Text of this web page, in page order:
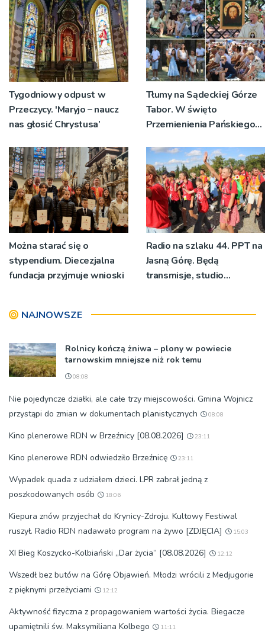
Tygodniowy odpust w
Przeczycy. 'Maryjo – naucz
nas głosić Chrystusa’
Tłumy na Sądeckiej Górze
Tabor. W święto
Przemienienia Pańskiego
znaczeniu Sakramentów
[ZDJĘCIA]
Można starać się o
stypendium. Diecezjalna
fundacja przyjmuje wnioski
Radio na szlaku 44. PPT na
Jasną Górę. Będą
transmisje, studio
NAJNOWSZE
Rolnicy kończą żniwa – plony w powiecie
tarnowskim mniejsze niż rok temu
08:08
Nie pojedyncze działki, ale całe trzy miejscowości. Gmina Wojnicz
przystąpi do zmian w dokumentach planistycznych
08:08
Kino plenerowe RDN w Brzeźnicy [08.08.2026] 23:11
Kino plenerowe RDN odwiedziło Brzeźnicę 23:11
Wypadek quada z udziałem dzieci. LPR zabrał jedną z
poszkodowanych osób
18:06
Kiepura znów przyjechał do Krynicy-Zdroju. Kultowy Festiwal
ruszył. Radio RDN nadawało program na żywo [ZDJĘCIA]
15:03
XI Bieg Koszycko-Kolbiański „Dar życia” [08.08.2026] 12:12
Wszedł bez butów na Górę Objawień. Młodzi wrócili z Medjugorie
z pięknymi przeżyciami
12:12
Aktywność fizyczna z propagowaniem wartości życia. Biegacze
upamiętnili św. Maksymiliana Kolbego
11:11